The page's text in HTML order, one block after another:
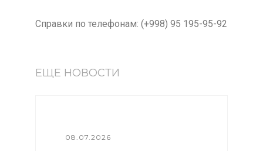
Справки по телефонам: (+998) 95 195-95-92
ЕЩЕ НОВОСТИ
08.07.2026